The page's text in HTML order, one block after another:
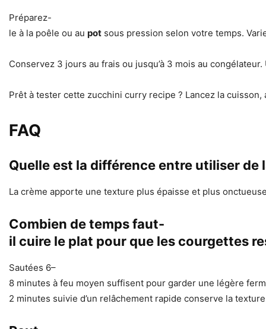
Préparez-
le à la poêle ou au pot sous pression selon votre temps.
Conservez 3 jours au frais ou jusqu’à 3 mois au
Prêt à tester cette zucchini curry recipe ? Lancez la
FAQ
Quelle est la différence entre utiliser
La crème apporte une texture plus épaisse et plus
Combien de temps faut-
il cuire le plat pour que les courgettes
Sautées 6–
8 minutes à feu moyen suffisent pour garder une légère
2 minutes suivie d’un relâchement rapide conserve la